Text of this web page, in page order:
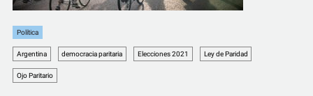
Política
Argentina democracia paritaria Elecciones 2021 Ley de Paridad
Ojo Paritario